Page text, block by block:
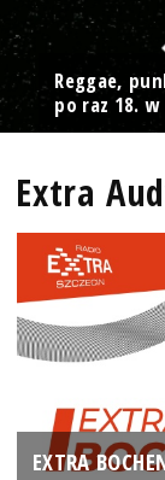
Reggae,
po raz 18. w
Extra
EXTRA